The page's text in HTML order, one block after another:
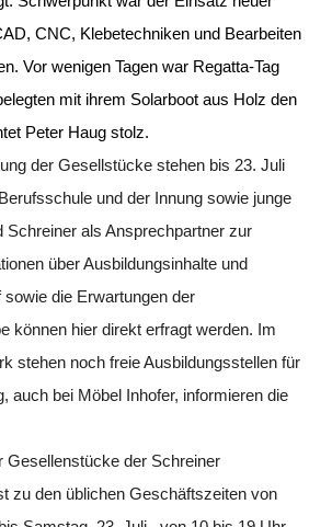
CNC, Klebetechniken und Bearbeiten
Vor wenigen Tagen war Regatta-Tag
mit ihrem Solarboot aus Holz den
Peter Haug stolz.
der Gesellstücke stehen bis 23. Juli
und der Innung sowie junge
Schreiner als Ansprechpartner zur
über Ausbildungsinhalte und
die Erwartungen der
können hier direkt erfragt werden. Im
stehen noch freie Ausbildungsstellen für
auch bei Möbel Inhofer, informieren die
Gesellenstücke der Schreiner
zu den üblichen Geschäftszeiten von